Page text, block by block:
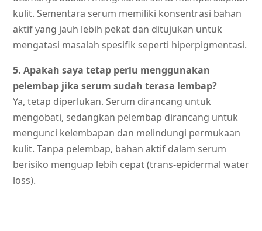
kulit. Sementara serum memiliki konsentrasi bahan
aktif yang jauh lebih pekat dan ditujukan untuk
mengatasi masalah spesifik seperti hiperpigmentasi.
5. Apakah saya tetap perlu menggunakan
pelembap jika serum sudah terasa lembap?
Ya, tetap diperlukan. Serum dirancang untuk
mengobati, sedangkan pelembap dirancang untuk
mengunci kelembapan dan melindungi permukaan
kulit. Tanpa pelembap, bahan aktif dalam serum
berisiko menguap lebih cepat (trans-epidermal water
loss).